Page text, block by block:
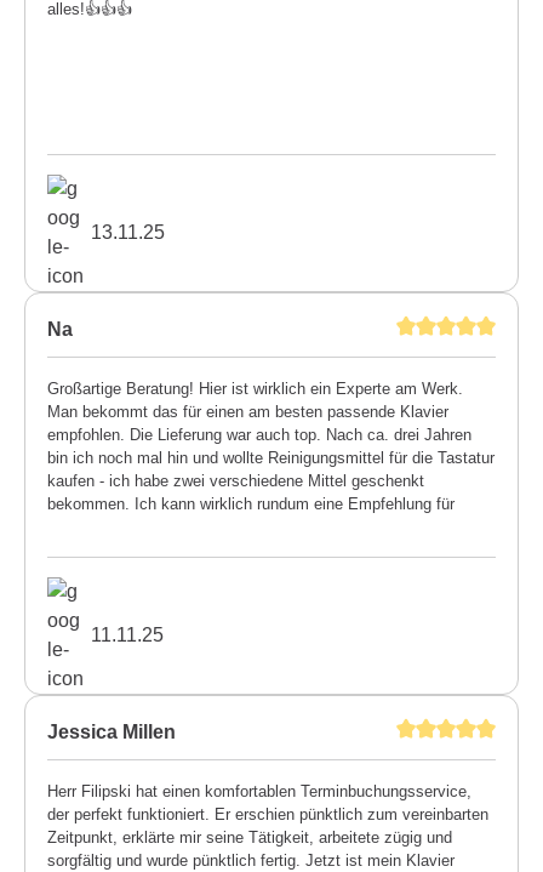
alles!👍👍👍
13.11.25
Na
Großartige Beratung! Hier ist wirklich ein Experte am Werk.
Man bekommt das für einen am besten passende Klavier
empfohlen. Die Lieferung war auch top. Nach ca. drei Jahren
bin ich noch mal hin und wollte Reinigungsmittel für die Tastatur
kaufen - ich habe zwei verschiedene Mittel geschenkt
bekommen. Ich kann wirklich rundum eine Empfehlung für
11.11.25
Jessica Millen
Herr Filipski hat einen komfortablen Terminbuchungsservice,
der perfekt funktioniert. Er erschien pünktlich zum vereinbarten
Zeitpunkt, erklärte mir seine Tätigkeit, arbeitete zügig und
sorgfältig und wurde pünktlich fertig. Jetzt ist mein Klavier